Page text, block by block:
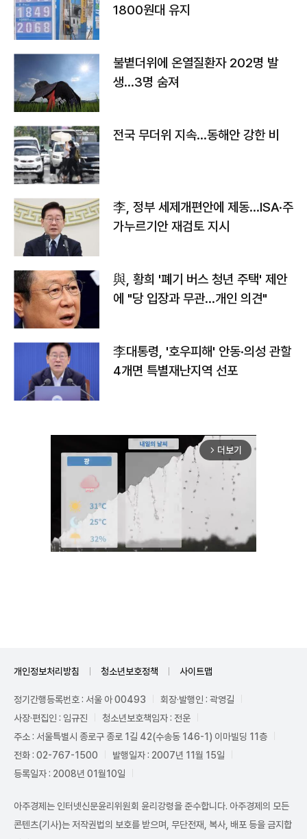
1800원대 유지
불볕더위에 온열질환자 202명 발
생…3명 숨져
전국 무더위 지속…동해안 강한 비
李, 정부 세제개편안에 제동…ISA·주
가누르기안 재검토 지시
與, 황희 '폐기 버스 청년 주택' 제안
에 "당 입장과 무관…개인 의견"
李대통령, '호우피해' 안동·의성 관할
4개면 특별재난지역 선포
arrow_forward_ios 더보기
개인정보처리방침 청소년보호정책 사이트맵
정기간행등록번호 : 서울 아 00493
회장·발행인 : 곽영길
사장·편집인 : 임규진
청소년보호책임자 : 전운
주소 : 서울특별시 종로구 종로 1길 42(수송동 146-1) 이마빌딩 11층
전화 : 02-767-1500
발행일자 : 2007년 11월 15일
등록일자 : 2008년 01월10일
아주경제는 인터넷신문윤리위원회 윤리강령을 준수합니다. 아주경제의 모든
콘텐츠(기사)는 저작권법의 보호를 받으며, 무단전재, 복사, 배포 등을 금지합